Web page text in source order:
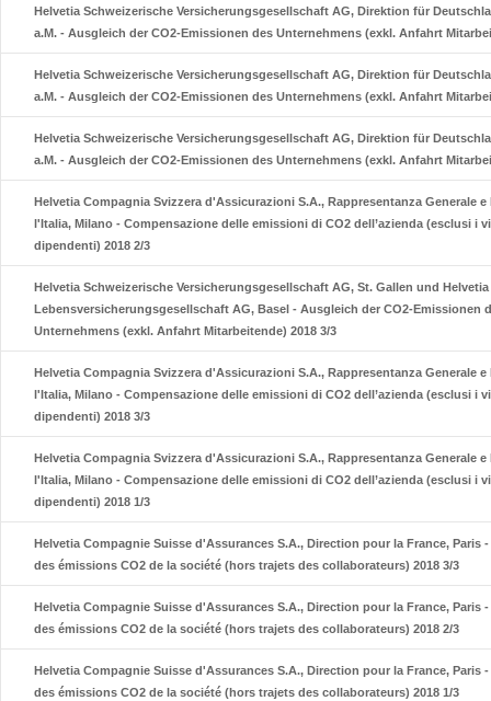
Helvetia Schweizerische Versicherungsgesellschaft AG, Direktion für
a.M. - Ausgleich der CO2-Emissionen des Unternehmens (exkl. Anfahrt
Helvetia Schweizerische Versicherungsgesellschaft AG, Direktion für
a.M. - Ausgleich der CO2-Emissionen des Unternehmens (exkl. Anfahrt
Helvetia Schweizerische Versicherungsgesellschaft AG, Direktion für
a.M. - Ausgleich der CO2-Emissionen des Unternehmens (exkl. Anfahrt
Helvetia Compagnia Svizzera d'Assicurazioni S.A., Rappresentanza Generale e
l'Italia, Milano - Compensazione delle emissioni di CO2 dell’azienda (esclusi i
dipendenti) 2018 2/3
Helvetia Schweizerische Versicherungsgesellschaft AG, St. Gallen und
Lebensversicherungsgesellschaft AG, Basel - Ausgleich der CO2-Emissionen
Unternehmens (exkl. Anfahrt Mitarbeitende) 2018 3/3
Helvetia Compagnia Svizzera d'Assicurazioni S.A., Rappresentanza Generale e
l'Italia, Milano - Compensazione delle emissioni di CO2 dell’azienda (esclusi i
dipendenti) 2018 3/3
Helvetia Compagnia Svizzera d'Assicurazioni S.A., Rappresentanza Generale e
l'Italia, Milano - Compensazione delle emissioni di CO2 dell’azienda (esclusi i
dipendenti) 2018 1/3
Helvetia Compagnie Suisse d'Assurances S.A., Direction pour la France, Paris
des émissions CO2 de la société (hors trajets des collaborateurs) 2018 3/3
Helvetia Compagnie Suisse d'Assurances S.A., Direction pour la France, Paris
des émissions CO2 de la société (hors trajets des collaborateurs) 2018 2/3
Helvetia Compagnie Suisse d'Assurances S.A., Direction pour la France, Paris
des émissions CO2 de la société (hors trajets des collaborateurs) 2018 1/3